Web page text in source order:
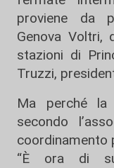
proviene da
Genova Voltri,
stazioni di
Truzzi,
Ma perché la
secondo
coordinamento
“È ora di